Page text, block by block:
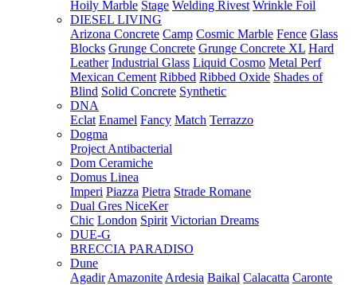
Hoily Marble Stage Welding Rivest Wrinkle Foil
DIESEL LIVING
Arizona Concrete Camp Cosmic Marble Fence Glass
Blocks Grunge Concrete Grunge Concrete XL Hard
Leather Industrial Glass Liquid Cosmo Metal Perf
Mexican Cement Ribbed Ribbed Oxide Shades of
Blind Solid Concrete Synthetic
DNA
Eclat Enamel Fancy Match Terrazzo
Dogma
Project Antibacterial
Dom Ceramiche
Domus Linea
Imperi Piazza Pietra Strade Romane
Dual Gres NiceKer
Chic London Spirit Victorian Dreams
DUE-G
BRECCIA PARADISO
Dune
Agadir Amazonite Ardesia Baikal Calacatta Caronte